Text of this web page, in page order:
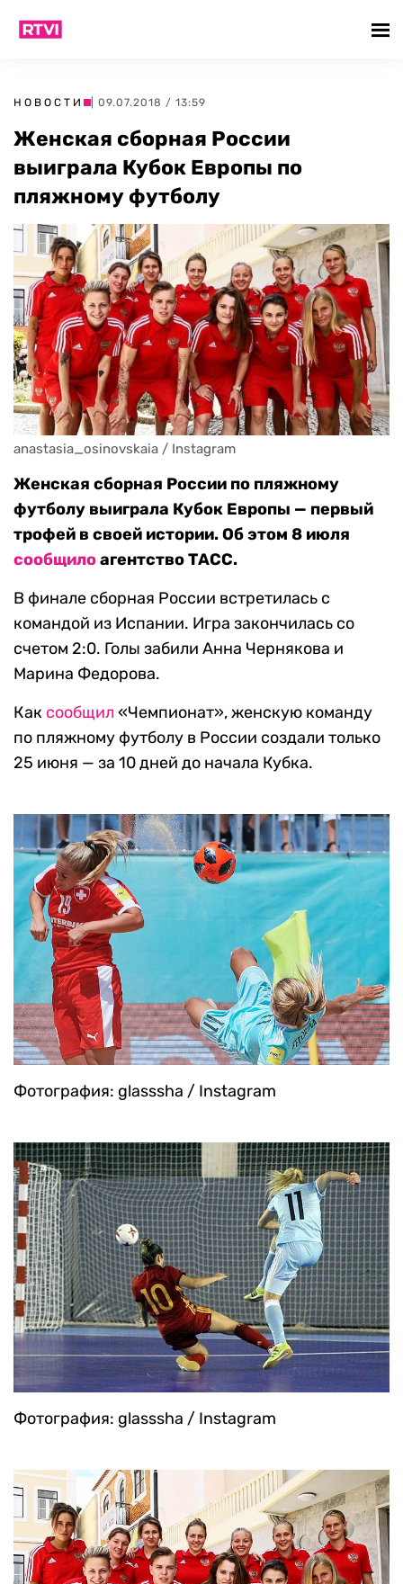
НОВОСТИ | 09.07.2018 / 13:59
Женская сборная России
выиграла Кубок Европы по
пляжному футболу
anastasia_osinovskaia / Instagram
Женская сборная России по пляжному
футболу выиграла Кубок Европы — первый
трофей в своей истории. Об этом 8 июля
сообщилоагентство ТАСС.
В финале сборная России встретилась с
командой из Испании. Игра закончилась со
счетом 2:0. Голы забили Анна Чернякова и
Марина Федорова.
Как сообщил «Чемпионат», женскую команду
по пляжному футболу в России создали только
25 июня — за 10 дней до начала Кубка.
Фотография: glasssha / Instagram
Фотография: glasssha / Instagram